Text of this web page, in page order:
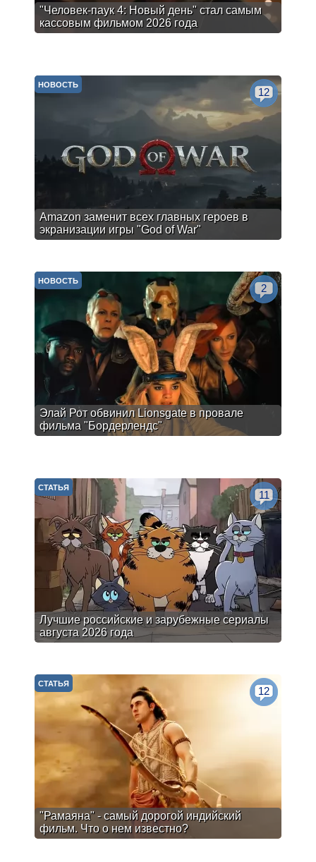
"Человек-паук 4: Новый день" стал самым
кассовым фильмом 2026 года
Amazon заменит всех главных героев в
экранизации игры "God of War"
НОВОСТЬ
12
Элай Рот обвинил Lionsgate в провале
фильма "Бордерлендс"
НОВОСТЬ
2
Лучшие российские и зарубежные сериалы
августа 2026 года
СТАТЬЯ
11
"Рамаяна" - самый дорогой индийский
фильм. Что о нем известно?
СТАТЬЯ
12